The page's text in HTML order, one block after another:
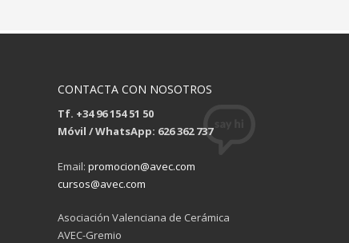
CONTACTA CON NOSOTROS
Tf. +34 96 154 51 50
Móvil / WhatsApp: 626 362 737
Email: promocion@avec.com
cursos@avec.com
Asociación Valenciana de Cerámica
AVEC-Gremio